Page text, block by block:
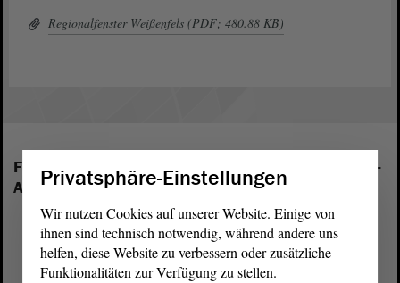
Regionalfenster Weißenfels (PDF; 480.88 KB)
Folgende Fraktionen sind im Landtag von Sachsen-
Anhalt vertreten:
Privatsphäre-Einstellungen
Wir nutzen Cookies auf unserer Website. Einige von
ihnen sind technisch notwendig, während andere uns
helfen, diese Website zu verbessern oder zusätzliche
Funktionalitäten zur Verfügung zu stellen.